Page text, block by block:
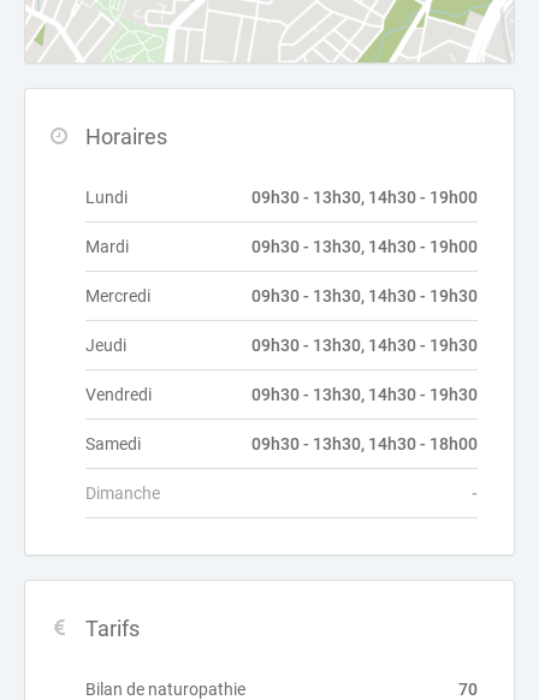
Horaires
Lundi 09h30 - 13h30, 14h30 - 19h00
Mardi 09h30 - 13h30, 14h30 - 19h00
Mercredi 09h30 - 13h30, 14h30 - 19h30
Jeudi 09h30 - 13h30, 14h30 - 19h30
Vendredi 09h30 - 13h30, 14h30 - 19h30
Samedi 09h30 - 13h30, 14h30 - 18h00
Dimanche -
Tarifs
Bilan de naturopathie 70